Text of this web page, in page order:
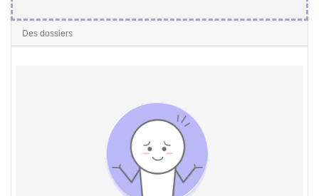
Des dossiers